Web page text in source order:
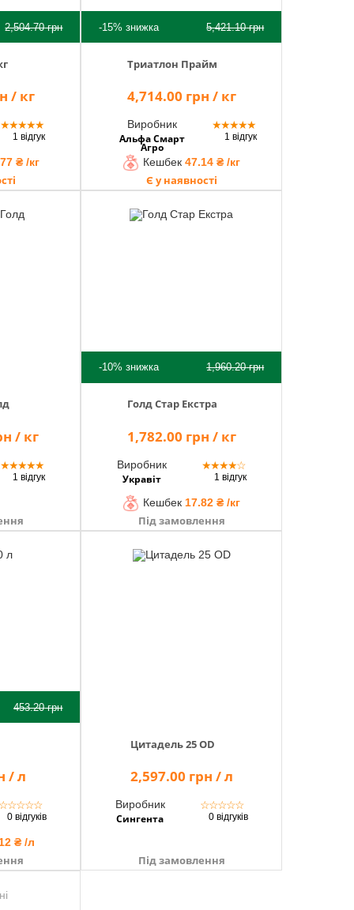
2,504.70грн
/ кг
★★★★★
1 відгук
₴ /кг
-15% знижка 5,421.10грн
Триатлон Прайм
4,714.00 грн / кг
Виробник
Альфа Смарт
Агро
★★★★★
1 відгук
Кешбек47.14 ₴ /кг
Є у наявності
/ кг
★★★★★
1 відгук
-10% знижка 1,960.20грн
Голд Стар Екстра
1,782.00 грн / кг
Виробник
Укравіт
★★★★☆
1 відгук
Кешбек 17.82 ₴ /кг
Під замовлення
453.20грн
/ л
☆☆☆☆☆
0 відгуків
₴ /л
Цитадель 25 OD
2,597.00 грн / л
Виробник
Сингента
☆☆☆☆☆
0 відгуків
Під замовлення